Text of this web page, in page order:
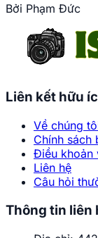
Bởi Phạm Đức
Liên kết hữu
Về chúng
Chính sách
Điều khoản
Liên hệ
Câu hỏi
Thông tin liên